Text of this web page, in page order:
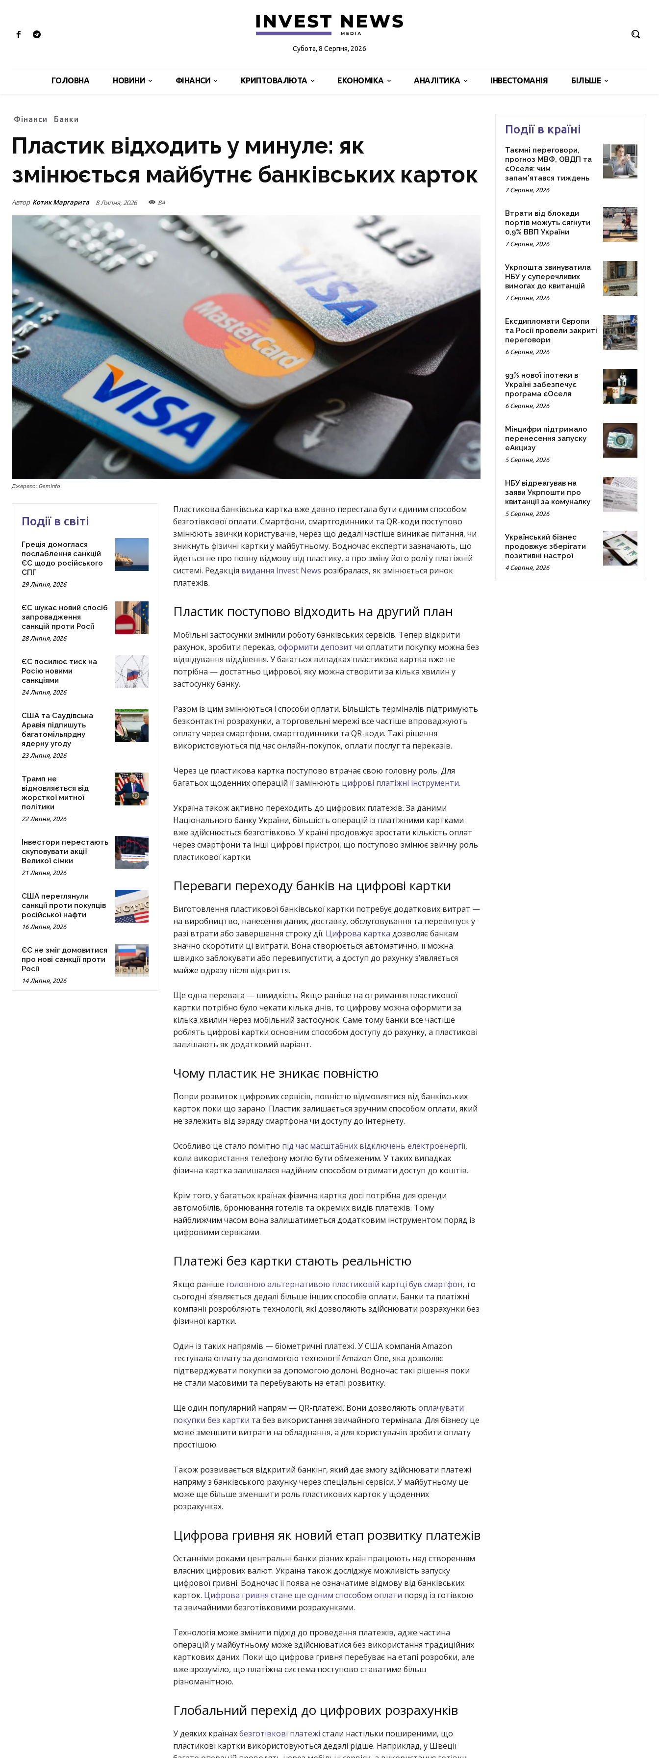
Субота, 8 Серпня, 2026
ГОЛОВНА НОВИНИ ФІНАНСИ КРИПТОВАЛЮТА ЕКОНОМІКА АНАЛІТИКА ІНВЕСТОМАНІЯ БІЛЬШЕ
Фінанси Банки
Пластик відходить у минуле: як
змінюється майбутнє банківських карток
Автор Котик Маргарита 8 Липня, 2026 84
Джерело: GsmInfo
Події в світі
Греція домоглася
послаблення санкцій
ЄС щодо російського
СПГ
29 Липня, 2026
ЄС шукає новий спосіб
запровадження
санкцій проти Росії
28 Липня, 2026
ЄС посилює тиск на
Росію новими
санкціями
24 Липня, 2026
США та Саудівська
Аравія підпишуть
багатомільярдну
ядерну угоду
23 Липня, 2026
Трамп не
відмовляється від
жорсткої митної
політики
22 Липня, 2026
Інвестори перестають
скуповувати акції
Великої сімки
21 Липня, 2026
США переглянули
санкції проти покупців
російської нафти
16 Липня, 2026
ЄС не зміг домовитися
про нові санкції проти
Росії
14 Липня, 2026
Пластикова банківська картка вже давно перестала бути єдиним способом
безготівкової оплати. Смартфони, смартгодинники та QR-коди поступово
змінюють звички користувачів, через що дедалі частіше виникає питання, чи
зникнуть фізичні картки у майбутньому. Водночас експерти зазначають, що
йдеться не про повну відмову від пластику, а про зміну його ролі у платіжній
системі. Редакція видання Invest News розібралася, як змінюється ринок
платежів.
Пластик поступово відходить на другий план
Мобільні застосунки змінили роботу банківських сервісів. Тепер відкрити
рахунок, зробити переказ, оформити депозит чи оплатити покупку можна без
відвідування відділення. У багатьох випадках пластикова картка вже не
потрібна — достатньо цифрової, яку можна створити за кілька хвилин у
застосунку банку.
Разом із цим змінюються і способи оплати. Більшість терміналів підтримують
безконтактні розрахунки, а торговельні мережі все частіше впроваджують
оплату через смартфони, смартгодинники та QR-коди. Такі рішення
використовуються під час онлайн-покупок, оплати послуг та переказів.
Через це пластикова картка поступово втрачає свою головну роль. Для
багатьох щоденних операцій її замінюють цифрові платіжні інструменти.
Україна також активно переходить до цифрових платежів. За даними
Національного банку України, більшість операцій із платіжними картками
вже здійснюється безготівково. У країні продовжує зростати кількість оплат
через смартфони та інші цифрові пристрої, що поступово змінює звичну роль
пластикової картки.
Переваги переходу банків на цифрові картки
Виготовлення пластикової банківської картки потребує додаткових витрат —
на виробництво, нанесення даних, доставку, обслуговування та перевипуск у
разі втрати або завершення строку дії. Цифрова картка дозволяє банкам
значно скоротити ці витрати. Вона створюється автоматично, її можна
швидко заблокувати або перевипустити, а доступ до рахунку з’являється
майже одразу після відкриття.
Ще одна перевага — швидкість. Якщо раніше на отримання пластикової
картки потрібно було чекати кілька днів, то цифрову можна оформити за
кілька хвилин через мобільний застосунок. Саме тому банки все частіше
роблять цифрові картки основним способом доступу до рахунку, а пластикові
залишають як додатковий варіант.
Чому пластик не зникає повністю
Попри розвиток цифрових сервісів, повністю відмовлятися від банківських
карток поки що зарано. Пластик залишається зручним способом оплати, який
не залежить від заряду смартфона чи доступу до інтернету.
Особливо це стало помітно під час масштабних відключень електроенергії,
коли використання телефону могло бути обмеженим. У таких випадках
фізична картка залишалася надійним способом отримати доступ до коштів.
Крім того, у багатьох країнах фізична картка досі потрібна для оренди
автомобілів, бронювання готелів та окремих видів платежів. Тому
найближчим часом вона залишатиметься додатковим інструментом поряд із
цифровими сервісами.
Платежі без картки стають реальністю
Якщо раніше головною альтернативою пластиковій картці був смартфон, то
сьогодні з’являється дедалі більше інших способів оплати. Банки та платіжні
компанії розробляють технології, які дозволяють здійснювати розрахунки без
фізичної картки.
Один із таких напрямів — біометричні платежі. У США компанія Amazon
тестувала оплату за допомогою технології Amazon One, яка дозволяє
підтверджувати покупки за допомогою долоні. Водночас такі рішення поки
не стали масовими та перебувають на етапі розвитку.
Ще один популярний напрям — QR-платежі. Вони дозволяють оплачувати
покупки без картки та без використання звичайного термінала. Для бізнесу це
може зменшити витрати на обладнання, а для користувачів зробити оплату
простішою.
Також розвивається відкритий банкінг, який дає змогу здійснювати платежі
напряму з банківського рахунку через спеціальні сервіси. У майбутньому це
може ще більше зменшити роль пластикових карток у щоденних
розрахунках.
Цифрова гривня як новий етап розвитку платежів
Останніми роками центральні банки різних країн працюють над створенням
власних цифрових валют. Україна також досліджує можливість запуску
цифрової гривні. Водночас її поява не означатиме відмову від банківських
карток. Цифрова гривня стане ще одним способом оплати поряд із готівкою
та звичайними безготівковими розрахунками.
Технологія може змінити підхід до проведення платежів, адже частина
операцій у майбутньому може здійснюватися без використання традиційних
карткових даних. Поки що цифрова гривня перебуває на етапі розробки, але
вже зрозуміло, що платіжна система поступово ставатиме більш
різноманітною.
Глобальний перехід до цифрових розрахунків
У деяких країнахбезготівкові платежі стали настільки поширеними, що
пластикові картки використовуються дедалі рідше. Наприклад, у Швеції
Події в країні
Таємні переговори,
прогноз МВФ, ОВДП та
єОселя: чим
запам’ятався тиждень
7 Серпня, 2026
Втрати від блокади
портів можуть сягнути
0,9% ВВП України
7 Серпня, 2026
Укрпошта звинуватила
НБУ у суперечливих
вимогах до квитанцій
7 Серпня, 2026
Ексдипломати Європи
та Росії провели закриті
переговори
6 Серпня, 2026
93% нової іпотеки в
Україні забезпечує
програма єОселя
6 Серпня, 2026
Мінцифри підтримало
перенесення запуску
еАкцизу
5 Серпня, 2026
НБУ відреагував на
заяви Укрпошти про
квитанції за комуналку
5 Серпня, 2026
Український бізнес
продовжує зберігати
позитивні настрої
4 Серпня, 2026